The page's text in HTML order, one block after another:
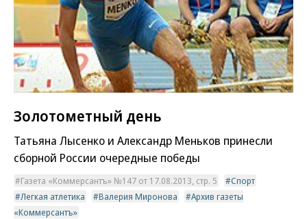
Золотометный день
Татьяна Лысенко и Александр Меньков принесли
сборной России очередные победы
Газета «Коммерсантъ» №147 от 17.08.2013, стр. 5
Спорт
Легкая атлетика
Валерия Миронова
Архив газеты
«Коммерсантъ»